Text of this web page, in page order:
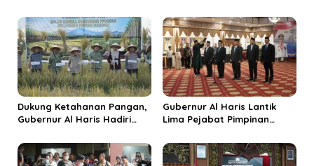
Ekonomi Rakyat
Jadi Destinasi Wisata
Budaya Unggulan
Dukung Ketahanan Pangan,
Gubernur Al Haris Hadiri
Kabupaten Tanjungjabung
Timur
Gubernur Al Haris Lantik
Lima Pejabat Pimpinan
Penguatan Kinerja dan
Integritas